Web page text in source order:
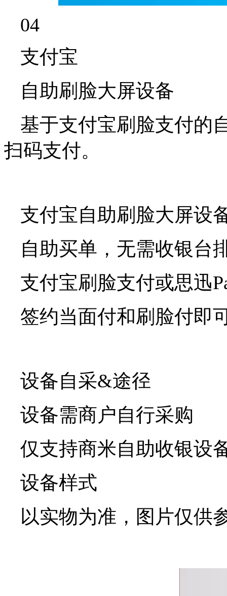
04
支付宝
自助刷脸大屏设备
基于支付宝刷脸支付的
扫码支付。
支付宝自助刷脸大屏设
自助买单，无需收银台
支付宝刷脸支付或思迅
签约当面付和刷脸付即
设备自采&途径
设备需商户自行采购
仅支持商米自助收银设
设备样式
以实物为准，图片仅供